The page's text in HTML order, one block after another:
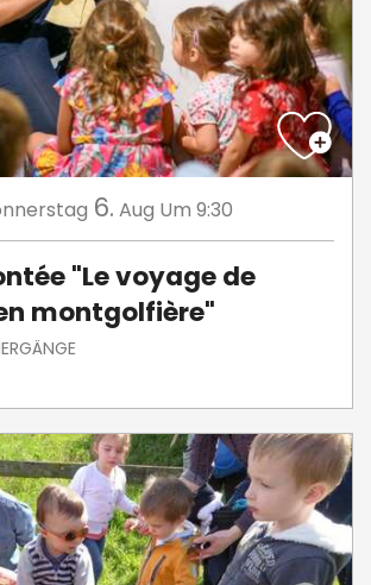
6. Aug Um 9:30
"Le voyage de
montgolfière"